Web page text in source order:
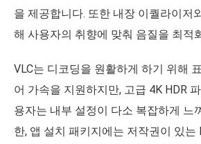
을 제공합니다. 또한 내장 이퀄라이저
해 사용자의 취향에 맞춰 음질을 최적
VLC는 디코딩을 원활하게 하기 위해
어 가속을 지원하지만, 고급 4K HDR
용자는 내부 설정이 다소 복잡하게 느
한, 앱 설치 패키지에는 저작권이 있는